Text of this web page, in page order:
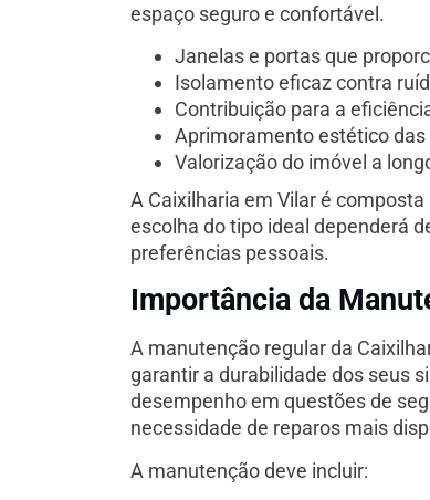
espaço seguro e confortável.
Janelas e portas que
Isolamento eficaz contra
Contribuição para a
Aprimoramento estético
Valorização do imóvel a
A Caixilharia em Vilar é
escolha do tipo ideal dependerá
preferências pessoais.
Importância da
A manutenção regular da
garantir a durabilidade dos seus
desempenho em questões de
necessidade de reparos mais
A manutenção deve incluir: